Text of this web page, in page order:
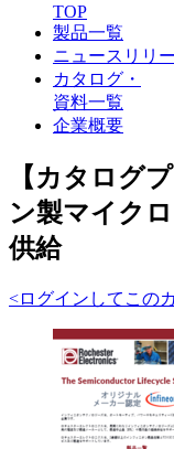
TOP
製品一覧
ニュースリリ
カタログ・
資料一覧
企業概要
【カタログ
ン製マイク
供給
<ログインしてこの